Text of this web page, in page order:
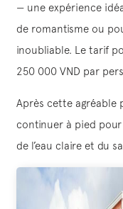
— une expérience
de romantisme ou
inoubliable. Le tarif
250 000 VND par
Après cette agréable
continuer à pied
de l’eau claire et du